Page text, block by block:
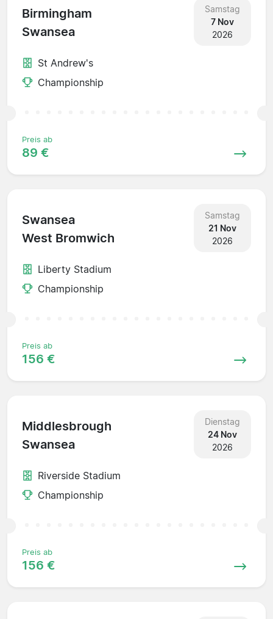
Birmingham
Swansea
Samstag
7 Nov
2026
St Andrew's
Championship
Preis ab
89 €
Swansea
West Bromwich
Samstag
21 Nov
2026
Liberty Stadium
Championship
Preis ab
156 €
Middlesbrough
Swansea
Dienstag
24 Nov
2026
Riverside Stadium
Championship
Preis ab
156 €